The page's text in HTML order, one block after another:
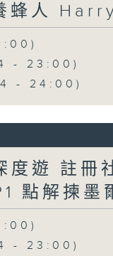
蜂人
- 23:00)
- 24:00)
遊 註冊
點解揀墨
- 23:00)